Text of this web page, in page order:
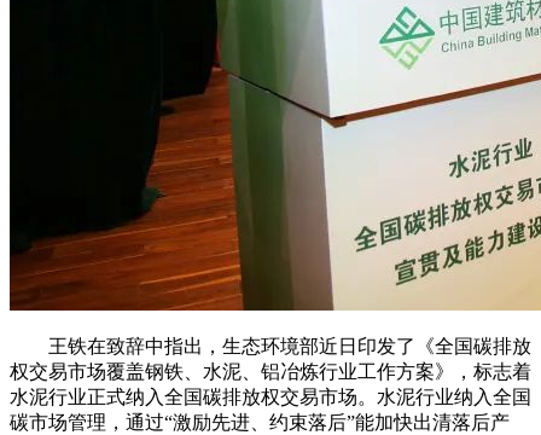
王铁在致辞中指出，生态环境部近日印发了《全国碳排放
权交易市场覆盖钢铁、水泥、铝冶炼行业工作方案》，标志着
水泥行业正式纳入全国碳排放权交易市场。水泥行业纳入全国
碳市场管理，通过“激励先进、约束落后”能加快出清落后产